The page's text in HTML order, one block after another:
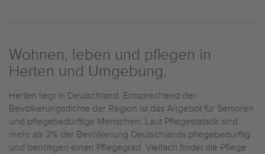
Wohnen, leben und pflegen in
Herten und Umgebung.
Herten liegt in Deutschland. Entsprechend der
Bevölkerungsdichte der Region ist das Angebot für Senioren
und pflegebedürftige Menschen. Laut Pflegestatistik sind
mehr als 3% der Bevölkerung Deutschlands pflegebedürftig
und benötigen einen Pflegegrad. Vielfach findet die Pflege